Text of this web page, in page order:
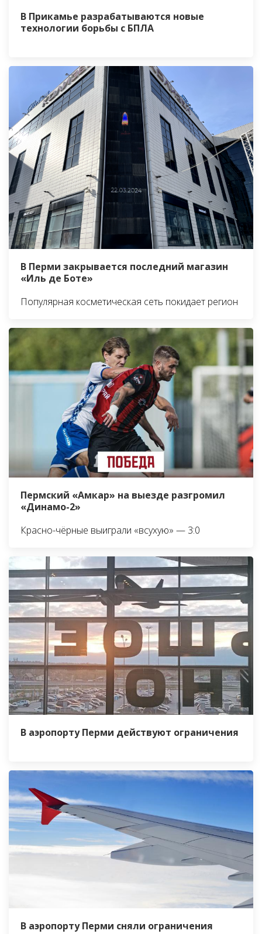
В Прикамье разрабатываются новые
технологии борьбы с БПЛА
В Перми закрывается последний магазин
«Иль де Боте»
Популярная косметическая сеть покидает регион
Пермский «Амкар» на выезде разгромил
«Динамо-2»
Красно-чёрные выиграли «всухую» — 3:0
В аэропорту Перми действуют ограничения
В аэропорту Перми сняли ограничения